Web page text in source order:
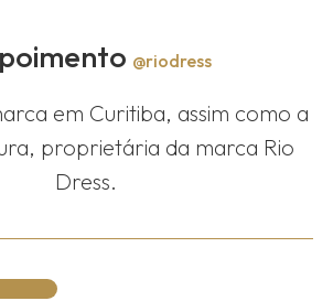
@riodress
em Curitiba, assim como a
proprietária da marca Rio
Dress.